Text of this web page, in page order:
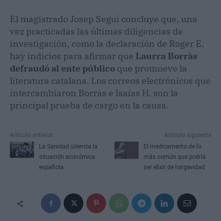
El magistrado Josep Seguí concluye que, una
vez practicadas las últimas diligencias de
investigación, como la declaración de Roger E,
hay indicios para afirmar que Laurra Borràs
defraudó al ente público que promueve la
literatura catalana. Los correos electrónicos que
intercambiaron Borràs e Isaías H. son la
principal prueba de cargo en la causa.
Artículo anterior
La Sanidad silencia la
situación económica
española
Artículo siguiente
El medicamento de lo
más común que podría
ser elixir de longevidad